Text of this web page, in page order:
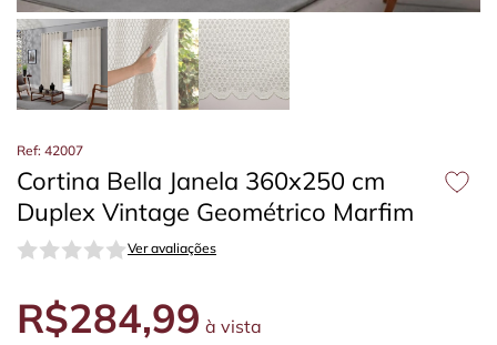
Ref: 42007
Cortina Bella Janela 360x250 cm
Duplex Vintage Geométrico Marfim
Ver avaliações
R$284,99 à vista